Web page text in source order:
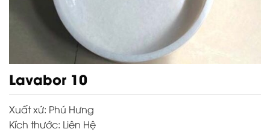
Lavabor 10
Xuất xứ: Phú Hưng
Kích thước: Liên Hệ